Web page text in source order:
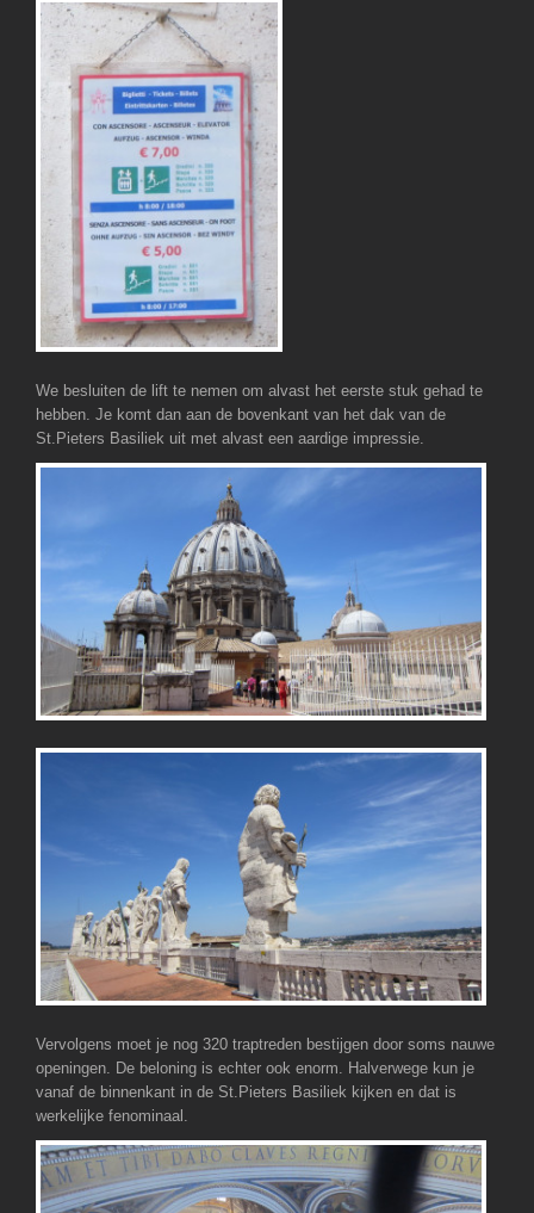
We besluiten de lift te nemen om alvast het eerste stuk gehad te
hebben. Je komt dan aan de bovenkant van het dak van de
St.Pieters Basiliek uit met alvast een aardige impressie.
Vervolgens moet je nog 320 traptreden bestijgen door soms nauwe
openingen. De beloning is echter ook enorm. Halverwege kun je
vanaf de binnenkant in de St.Pieters Basiliek kijken en dat is
werkelijke fenominaal.